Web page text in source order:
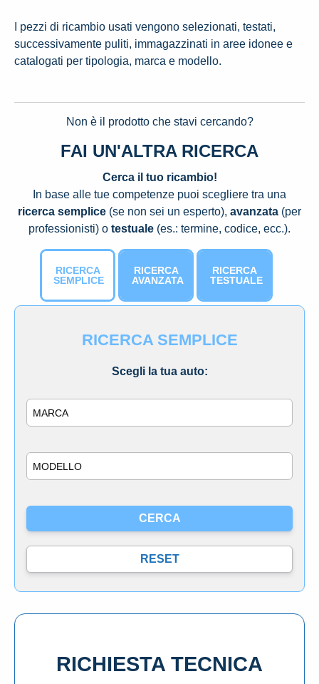
I pezzi di ricambio usati vengono selezionati, testati,
successivamente puliti, immagazzinati in aree idonee e
catalogati per tipologia, marca e modello.
Non è il prodotto che stavi cercando?
FAI UN'ALTRA RICERCA
Cerca il tuo ricambio!
In base alle tue competenze puoi scegliere tra una
ricerca semplice (se non sei un esperto), avanzata (per
professionisti) o testuale (es.: termine, codice, ecc.).
RICERCA
SEMPLICE
RICERCA
AVANZATA
RICERCA
TESTUALE
RICERCA SEMPLICE
Scegli la tua auto:
RICHIESTA TECNICA